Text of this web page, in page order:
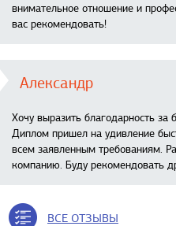
внимательное отношение и
вас рекомендовать!
Александр
Хочу выразить благодарность за
Диплом пришел на удивление
всем заявленным требованиям.
компанию. Буду рекомендовать
ВСЕ ОТЗЫВЫ